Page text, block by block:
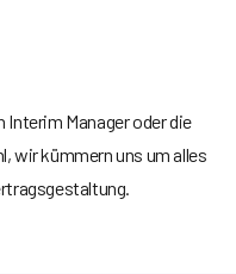
Interim Manager oder die
wir kümmern uns um alles